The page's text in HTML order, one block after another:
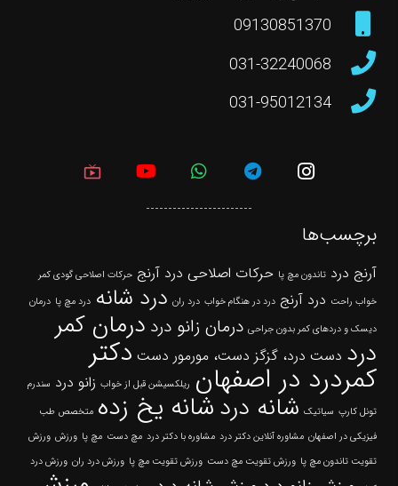
09130851370
031-32240068
031-95012134
live_tv
برچسب‌ها
آرنج درد تاندون مچ پا حرکات اصلاحی درد آرنج حرکات اصلاحی گودی کمر
خواب راحت درد آرنج درد در هنگام خواب درد ران درد شانه درد مچ پا درمان
دیسک و دردهای کمر بدون جراحی درمان زانو درد درمان کمر
درد دست درد، گزگز دست، مورمور دست دکتر
کمردرد در اصفهان ریلکسیشن قبل از خواب زانو درد سندرم
تونل کارپ سیاتیک شانه دردشانه یخ زده متخصص طب
فیزیکی در اصفهان مشاوره آنلاین دکتر درد مشاوره با دکتر درد مچ دست مچ پا ورزش ورزش
تقویت تاندون مچ پا ورزش تقویت مچ دست ورزش تقویت مچ پا ورزش درد ران ورزش درد